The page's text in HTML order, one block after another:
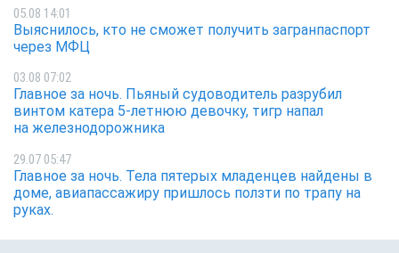
05.08 14:01
Выяснилось, кто не сможет получить загранпаспорт
через МФЦ
03.08 07:02
Главное за ночь. Пьяный судоводитель разрубил
винтом катера 5-летнюю девочку, тигр напал
на железнодорожника
29.07 05:47
Главное за ночь. Тела пятерых младенцев найдены в
доме, авиапассажиру пришлось ползти по трапу на
руках.